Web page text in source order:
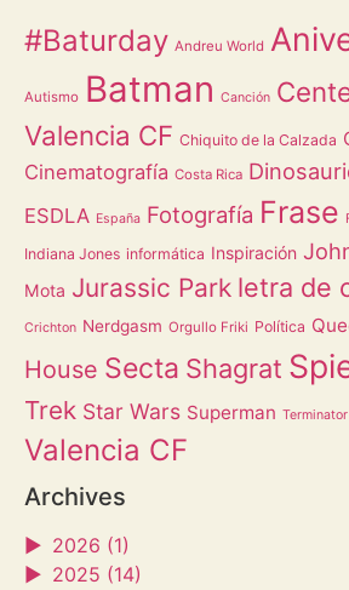
#Baturday Andreu World
Autismo Batman Canción
Valencia CF Chiquito de la Calzada
Cinematografía Costa Rica
ESDLA España Fotografía Frase
Indiana Jones informática Inspiración
Mota Jurassic Park letra de
Crichton Nerdgasm Orgullo Friki Política
House Secta Shagrat
Trek Star Wars Superman Terminator
Valencia CF
Archives
► 2026 (1)
► 2025 (14)